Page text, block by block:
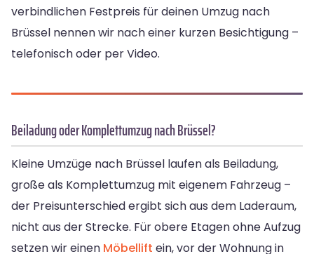
verbindlichen Festpreis für deinen Umzug nach
Brüssel nennen wir nach einer kurzen Besichtigung –
telefonisch oder per Video.
Beiladung oder Komplettumzug nach Brüssel?
Kleine Umzüge nach Brüssel laufen als Beiladung,
große als Komplettumzug mit eigenem Fahrzeug –
der Preisunterschied ergibt sich aus dem Laderaum,
nicht aus der Strecke. Für obere Etagen ohne Aufzug
setzen wir einen Möbellift ein, vor der Wohnung in